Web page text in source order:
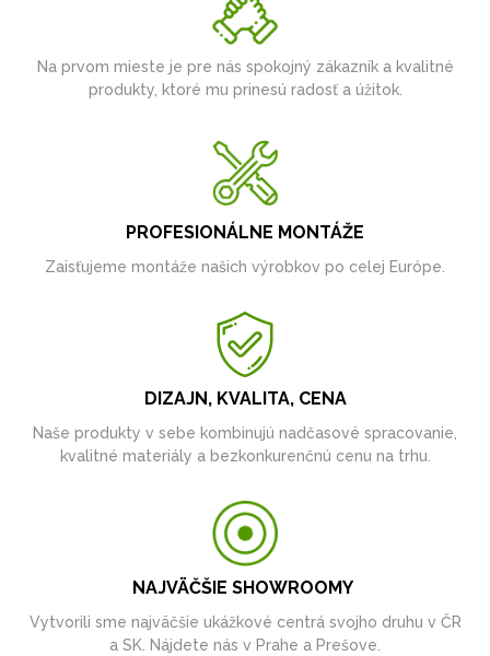
Na prvom mieste je pre nás spokojný zákazník a kvalitné
produkty, ktoré mu prinesú radosť a úžitok.
PROFESIONÁLNE MONTÁŽE
Zaisťujeme montáže našich výrobkov po celej Európe.
DIZAJN, KVALITA, CENA
Naše produkty v sebe kombinujú nadčasové spracovanie,
kvalitné materiály a bezkonkurenčnú cenu na trhu.
NAJVÄČŠIE SHOWROOMY
Vytvorili sme najväčšie ukážkové centrá svojho druhu v ČR
a SK. Nájdete nás v Prahe a Prešove.